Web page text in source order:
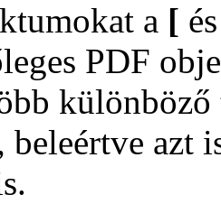
a [
PDF
beleértve azt